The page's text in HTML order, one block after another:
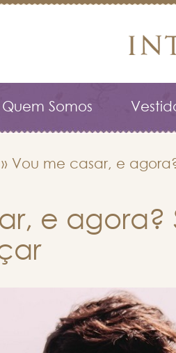
Quem Somos
» Vou me casar, e
e agora?